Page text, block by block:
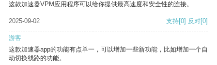
这款加速器VPM应用程序可以给你提供最高速度和安全性的连接。
2025-09-02 支持[0] 反对[0]
游客
这款加速器app的功能有点单一，可以增加一些新功能，比如增加一个自
动切换线路的功能。